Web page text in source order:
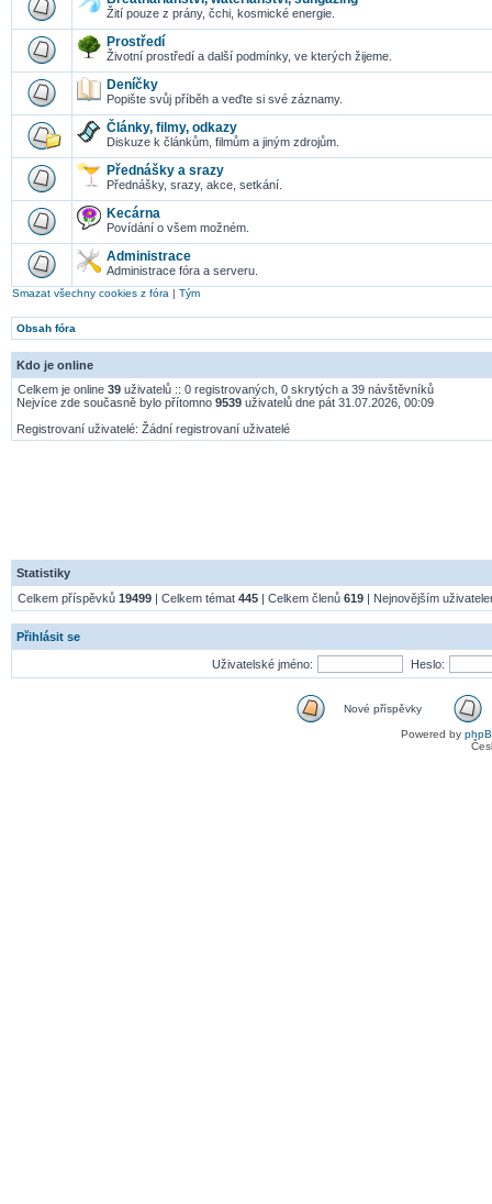
Žití pouze z prány, čchi, kosmické energie.
Prostředí
Životní prostředí a další podmínky, ve kterých žijeme.
Deníčky
Popište svůj příběh a veďte si své záznamy.
Články, filmy, odkazy
Diskuze k článkům, filmům a jiným zdrojům.
Přednášky a srazy
Přednášky, srazy, akce, setkání.
Kecárna
Povídání o všem možném.
Administrace
Administrace fóra a serveru.
Smazat všechny cookies z fóra | Tým
Obsah fóra
Kdo je online
Celkem je online 39 uživatelů :: 0 registrovaných, 0 skrytých a 39 návštěvníků
Nejvíce zde současně bylo přítomno 9539 uživatelů dne pát 31.07.2026, 00:09
Registrovaní uživatelé: Žádní registrovaní uživatelé
Statistiky
Celkem příspěvků 19499 | Celkem témat 445 | Celkem členů 619 | Nejnovějším
Přihlásit se
Uživatelské jméno: Heslo:
Nové příspěvky
Powered by